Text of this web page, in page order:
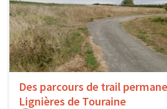
Des parcours de trail
Lignières de Touraine